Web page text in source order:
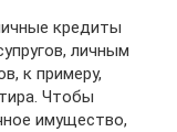
кредиты
личным
к примеру,
Чтобы
имущество,